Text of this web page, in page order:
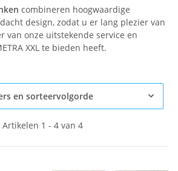
combineren hoogwaardige
design, zodat u er lang plezier van
van onze uitstekende service en
XXL te bieden heeft.
en sorteervolgorde
Artikelen 1 - 4 van 4